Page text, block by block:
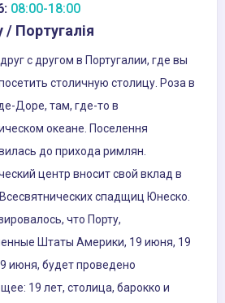
08:00-18:00
/ Португалія
с другом в Португалии, где вы
столичную столицу. Роза в
Доре, там, где-то в
океане. Поселення
до прихода римлян.
центр вносит свой вклад в
спадщиц Юнеско.
что Порту,
Штаты Америки, 19 июня, 19
июня, будет проведено
19 лет, столица, барокко и